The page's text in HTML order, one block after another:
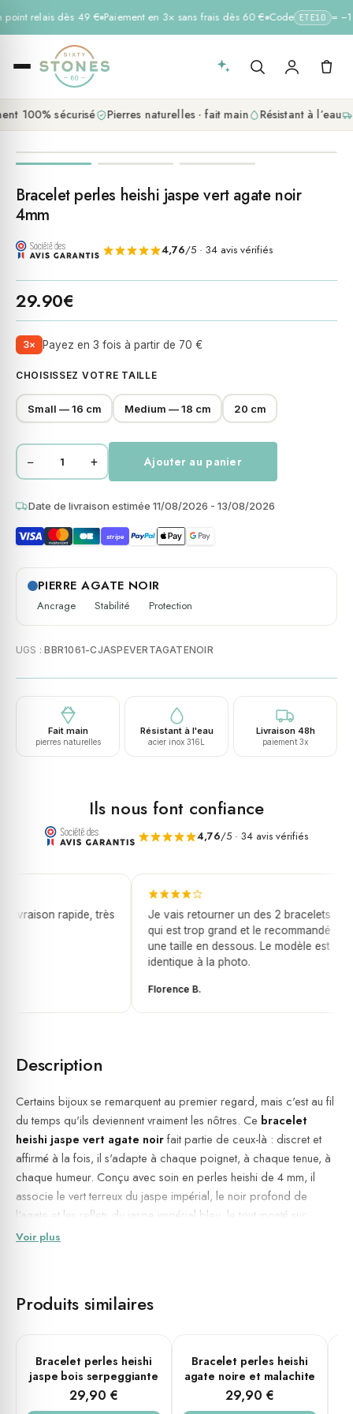
relais dès 49 € Paiement en 3× sans frais dès 60 € Code ETE10 =
100% sécurisé Pierres naturelles · fait main Résistant à l’eau
Bracelet perles heishi jaspe vert agate noir
4mm
4,76/5 · 34 avis vérifiés
29.90€
3× Payez en 3 fois à partir de 70 €
CHOISISSEZ VOTRE TAILLE
Small — 16 cm Medium — 18 cm 20 cm
quantité
Bracelet
perles
heishi
jaspe
vert
agate
noir
− + Ajouter au panier
Date de livraison estimée 11/08/2026 - 13/08/2026
stripe
PIERRE AGATE NOIR
Ancrage Stabilité Protection
UGS :BBR1061-CJASPEVERTAGATENOIR
Fait main
pierres naturelles
Résistant à l'eau
acier inox 316L
Livraison 48h
paiement 3x
Ils nous font confiance
4,76/5 · 34 avis vérifiés
livraison rapide, très
Je vais retourner un des 2 bracelets
qui est trop grand et le recommandé
une taille en dessous. Le modèle est
identique à la photo.
Florence B.
Description
Certains bijoux se remarquent au premier regard, mais c'est au fil
du temps qu'ils deviennent vraiment les nôtres. Ce bracelet
heishi jaspe vert agate noirfait partie de ceux-là : discret et
affirmé à la fois, il s'adapte à chaque poignet, à chaque tenue, à
chaque humeur. Conçu avec soin en perles heishi de 4 mm, il
associe le vert terreux du jaspe impérial, le noir profond de
l'agate et les reflets du jaspe impérial bleu, le tout monté sur
élastique pour un confort immédiat et un port sans contrainte. Un
Équilibre, ancrage et vitalité : trois qualités réunies dans un seul
💎 Composition & finitions
Pierre(s) : Jaspe vert, Agate noir, Jaspe impérial bleu
Diamètre des perles : 4 mm
Voir plus
Produits similaires
PLUSIEURS TAILLES
Bracelet perles heishi
jaspe bois serpeggiante
29,90 €
PLUSIEURS TAILLES
Bracelet perles heishi
agate noire et malachite
29,90 €